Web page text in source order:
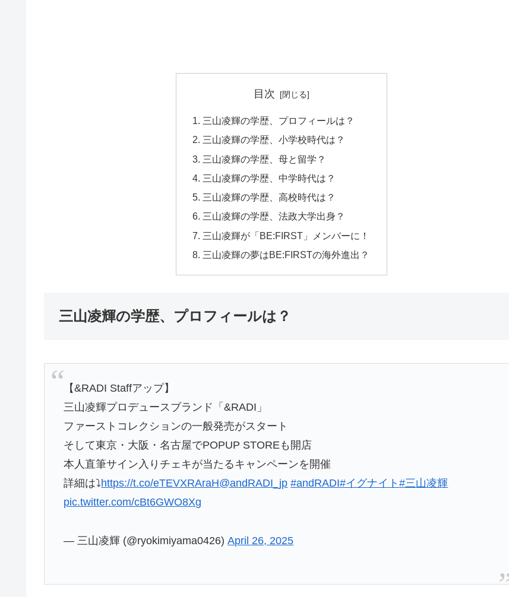
目次
三山凌輝の学歴、プロフィールは？
三山凌輝の学歴、小学校時代は？
三山凌輝の学歴、母と留学？
三山凌輝の学歴、中学時代は？
三山凌輝の学歴、高校時代は？
三山凌輝の学歴、法政大学出身？
三山凌輝が「BE:FIRST」メンバーに！
三山凌輝の夢はBE:FIRSTの海外進出？
三山凌輝の学歴、プロフィールは？
【&RADI Staffアップ】
三山凌輝プロデュースブランド「&RADI」
ファーストコレクションの一般発売がスタート
そして東京・大阪・名古屋でPOPUP STOREも開店
本人直筆サイン入りチェキが当たるキャンペーンを開催
詳細は⤵https://t.co/eTEVXRAraH@andRADI_jp #andRADI#イグナイト#三山凌輝
pic.twitter.com/cBt6GWO8Xg
— 三山凌輝 (@ryokimiyama0426)April 26, 2025